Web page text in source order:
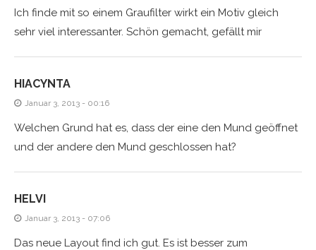
Ich finde mit so einem Graufilter wirkt ein Motiv gleich
sehr viel interessanter. Schön gemacht, gefällt mir
HIACYNTA
Januar 3, 2013 - 00:16
Welchen Grund hat es, dass der eine den Mund geöffnet
und der andere den Mund geschlossen hat?
HELVI
Januar 3, 2013 - 07:06
Das neue Layout find ich gut. Es ist besser zum